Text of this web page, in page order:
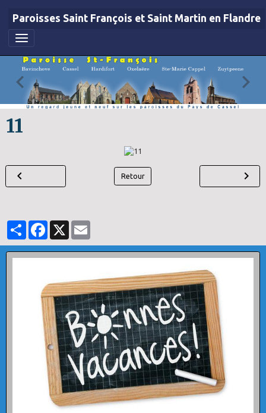
Paroisses Saint François et Saint Martin en Flandre
11
Retour
PartagerFacebook